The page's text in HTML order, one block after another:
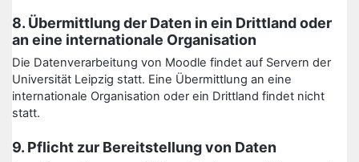
8. Übermittlung der Daten in ein Drittland oder
an eine internationale Organisation
Die Datenverarbeitung von Moodle findet auf Servern der
Universität Leipzig statt. Eine Übermittlung an eine
internationale Organisation oder ein Drittland findet nicht
statt.
9. Pflicht zur Bereitstellung von Daten